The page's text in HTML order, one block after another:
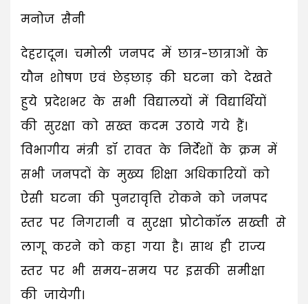
मनोज सैनी
देहरादून। चमोली जनपद में छात्र-छात्राओं के
यौन शोषण एवं छेड़छाड़ की घटना को देखते
हुये प्रदेशभर के सभी विद्यालयों में विद्यार्थियों
की सुरक्षा को सख्त कदम उठाये गये हैं।
विभागीय मंत्री डॉ रावत के निर्देशों के क्रम में
सभी जनपदों के मुख्य शिक्षा अधिकारियों को
ऐसी घटना की पुनरावृत्ति रोकने को जनपद
स्तर पर निगरानी व सुरक्षा प्रोटोकॉल सख्ती से
लागू करने को कहा गया है। साथ ही राज्य
स्तर पर भी समय-समय पर इसकी समीक्षा
की जायेगी।